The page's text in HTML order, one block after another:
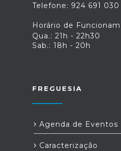
Registos e do
a Imprensa
vão, no futuro,
biométricos.Com
nos balcões do
Justiça
Telefone: 924 691 030
Horário de
Qua.: 21h - 22h30
Sab.: 18h - 20h
FREGUESIA
Agenda de Eventos
Caracterização